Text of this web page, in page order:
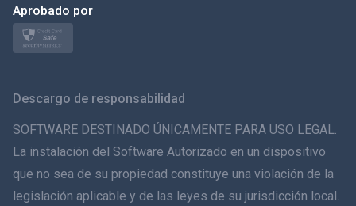
日本
ภาษาไทย
Dansk
Aprobado por
Descargo de responsabilidad
SOFTWARE DESTINADO ÚNICAMENTE PARA USO LEGAL.
La instalación del Software Autorizado en un dispositivo
que no sea de su propiedad constituye una violación de la
legislación aplicable y de las leyes de su jurisdicción local.